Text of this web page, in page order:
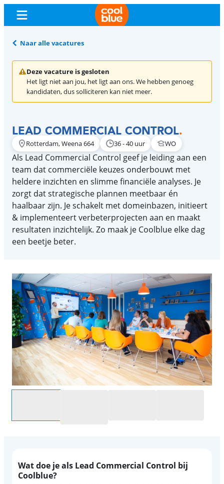
Naar alle vacatures
Deze vacature is gesloten
Het ligt niet aan jou, het ligt aan ons. We hebben genoeg
kandidaten, dus solliciteren kan niet meer.
LEAD COMMERCIAL CONTROL.
Rotterdam, Weena 664 36 - 40 uur WO
Als Lead Commercial Control geef je leiding aan een
team dat commerciële keuzes onderbouwt met
heldere inzichten en slimme financiële analyses. Je
zorgt dat strategische plannen meetbaar én
haalbaar zijn. Je schakelt met domeinbazen, initieert
& implementeert verbeterprojecten aan en maakt
resultaten inzichtelijk. Zo maak je Coolblue elke dag
een beetje beter.
Wat doe je als Lead Commercial Control bij
Coolblue?